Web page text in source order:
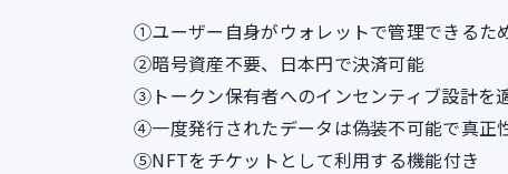
①ユーザー自身がウォレットで管理できるた
②暗号資産不要、日本円で決済可能
③トークン保有者へのインセンティブ設計を
④一度発行されたデータは偽装不可能で真正
⑤NFTをチケットとして利用する機能付き